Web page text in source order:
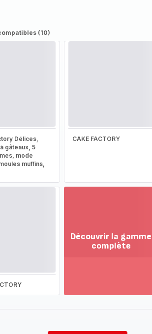
(10)
Délices,
gâteaux, 5
mode
muffins,
CAKE FACTORY
Découvrir la gamme
complète
la